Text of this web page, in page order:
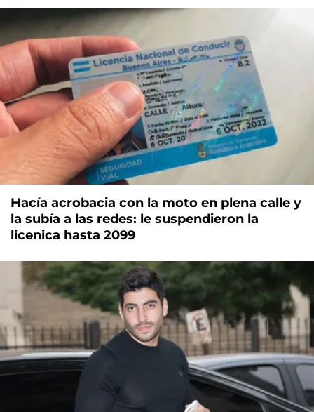
Hacía acrobacia con la moto en plena calle y
la subía a las redes: le suspendieron la
licenica hasta 2099